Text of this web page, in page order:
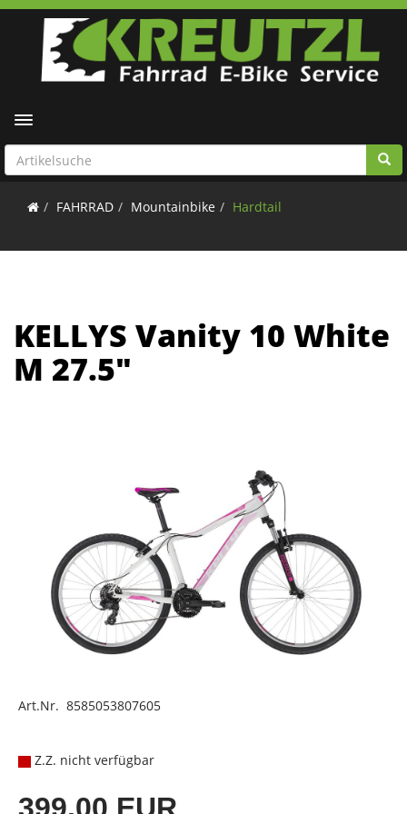
Toggle navigation
FAHRRAD Mountainbike Hardtail
KELLYS Vanity 10 White
M 27.5"
Art.Nr. 8585053807605
Z.Z. nicht verfügbar